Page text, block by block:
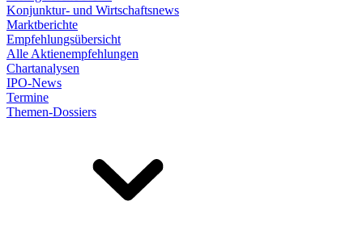
Konjunktur- und Wirtschaftsnews
Marktberichte
Empfehlungsübersicht
Alle Aktienempfehlungen
Chartanalysen
IPO-News
Termine
Themen-Dossiers